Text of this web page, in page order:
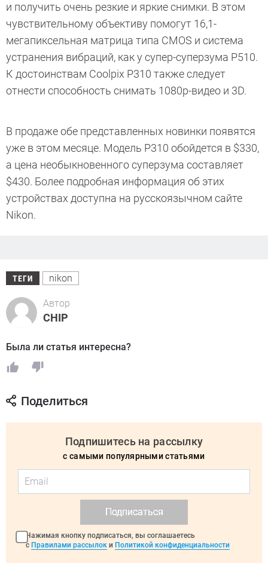
и получить очень резкие и яркие снимки. В этом
чувствительному объективу помогут 16,1-
мегапиксельная матрица типа CMOS и система
устранения вибраций, как у супер-суперзума P510.
К достоинствам Coolpix P310 также следует
отнести способность снимать 1080p-видео и 3D.
В продаже обе представленных новинки появятся
уже в этом месяце. Модель P310 обойдется в $330,
а цена необыкновенного суперзума составляет
$430. Более подробная информация об этих
устройствах доступна на русскоязычном сайте
Nikon.
ТЕГИ nikon
Автор
CHIP
Была ли статья интересна?
Поделиться
Подпишитесь на рассылку
с самыми популярными статьями
Подписаться
Нажимая кнопку подписаться, вы соглашаетесь
с Правилами рассылок и Политикой конфиденциальности